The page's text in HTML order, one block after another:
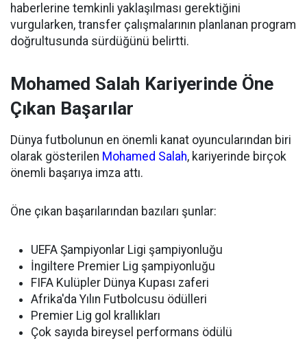
haberlerine temkinli yaklaşılması gerektiğini
vurgularken, transfer çalışmalarının planlanan program
doğrultusunda sürdüğünü belirtti.
Mohamed Salah Kariyerinde Öne
Çıkan Başarılar
Dünya futbolunun en önemli kanat oyuncularından biri
olarak gösterilen Mohamed Salah, kariyerinde birçok
önemli başarıya imza attı.
Öne çıkan başarılarından bazıları şunlar:
UEFA Şampiyonlar Ligi şampiyonluğu
İngiltere Premier Lig şampiyonluğu
FIFA Kulüpler Dünya Kupası zaferi
Afrika'da Yılın Futbolcusu ödülleri
Premier Lig gol krallıkları
Çok sayıda bireysel performans ödülü